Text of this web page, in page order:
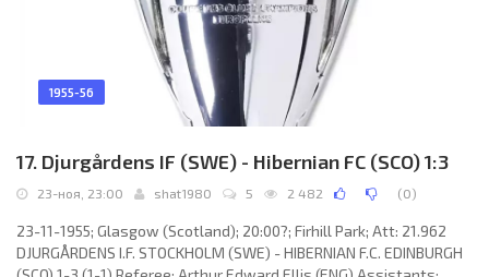
1955-56
17. Djurgårdens IF (SWE) - Hibernian FC (SCO) 1:3
23-ноя, 23:00 shat1980 5 2 482 (0)
23-11-1955; Glasgow (Scotland); 20:00?; Firhill Park; Att: 21.962
DJURGÅRDENS I.F. STOCKHOLM (SWE) - HIBERNIAN F.C. EDINBURGH